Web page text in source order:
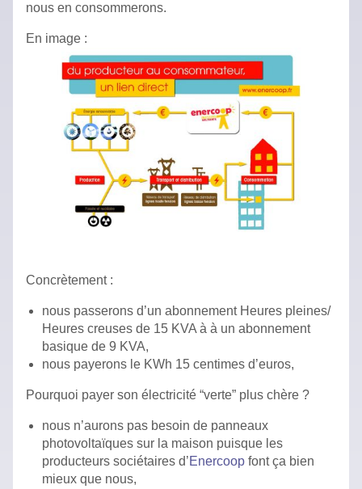
nous en consommerons.
En image :
Concrètement :
nous passerons d’un abonnement Heures pleines/
Heures creuses de 15 KVA à à un abonnement
basique de 9 KVA,
nous payerons le KWh 15 centimes d’euros,
Pourquoi payer son électricité “verte” plus chère ?
nous n’aurons pas besoin de panneaux
photovoltaïques sur la maison puisque les
producteurs sociétaires d’Enercoop font ça bien
mieux que nous,